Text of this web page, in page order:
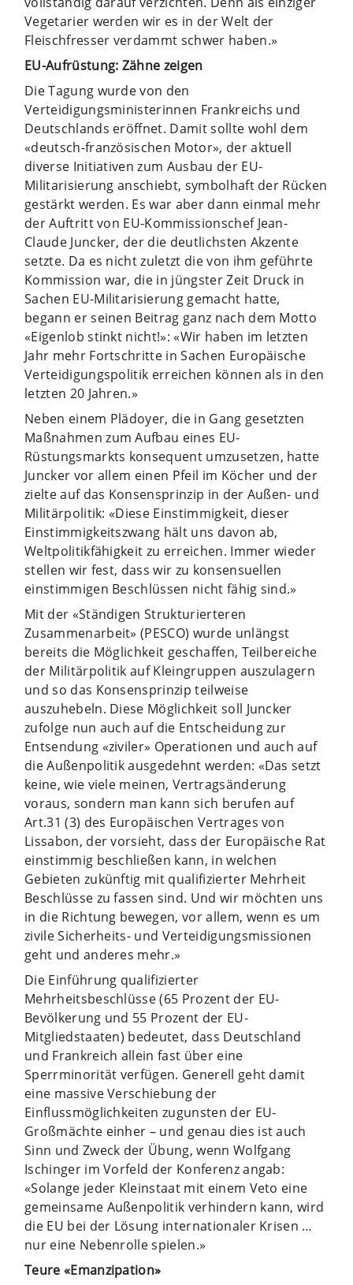
Vegetarier werden wir es in der Welt der
Fleischfresser verdammt schwer haben.»
EU-Aufrüstung: Zähne zeigen
Die Tagung wurde von den
Verteidigungsministerinnen Frankreichs und
Deutschlands eröffnet. Damit sollte wohl dem
«deutsch-französischen Motor», der aktuell
diverse Initiativen zum Ausbau der EU-
Militarisierung anschiebt, symbolhaft der Rücken
gestärkt werden. Es war aber dann einmal mehr
der Auftritt von EU-Kommissionschef Jean-
Claude Juncker, der die deutlichsten Akzente
setzte. Da es nicht zuletzt die von ihm geführte
Kommission war, die in jüngster Zeit Druck in
Sachen EU-Militarisierung gemacht hatte,
begann er seinen Beitrag ganz nach dem Motto
«Eigenlob stinkt nicht!»: «Wir haben im letzten
Jahr mehr Fortschritte in Sachen Europäische
Verteidigungspolitik erreichen können als in den
letzten 20 Jahren.»
Neben einem Plädoyer, die in Gang gesetzten
Maßnahmen zum Aufbau eines EU-
Rüstungsmarkts konsequent umzusetzen, hatte
Juncker vor allem einen Pfeil im Köcher und der
zielte auf das Konsensprinzip in der Außen- und
Militärpolitik: «Diese Einstimmigkeit, dieser
Einstimmigkeitszwang hält uns davon ab,
Weltpolitikfähigkeit zu erreichen. Immer wieder
stellen wir fest, dass wir zu konsensuellen
einstimmigen Beschlüssen nicht fähig sind.»
Mit der «Ständigen Strukturierteren
Zusammenarbeit» (PESCO) wurde unlängst
bereits die Möglichkeit geschaffen, Teilbereiche
der Militärpolitik auf Kleingruppen auszulagern
und so das Konsensprinzip teilweise
auszuhebeln. Diese Möglichkeit soll Juncker
zufolge nun auch auf die Entscheidung zur
Entsendung «ziviler» Operationen und auch auf
die Außenpolitik ausgedehnt werden: «Das setzt
keine, wie viele meinen, Vertragsänderung
voraus, sondern man kann sich berufen auf
Art.31 (3) des Europäischen Vertrages von
Lissabon, der vorsieht, dass der Europäische Rat
einstimmig beschließen kann, in welchen
Gebieten zukünftig mit qualifizierter Mehrheit
Beschlüsse zu fassen sind. Und wir möchten uns
in die Richtung bewegen, vor allem, wenn es um
zivile Sicherheits- und Verteidigungsmissionen
geht und anderes mehr.»
Die Einführung qualifizierter
Mehrheitsbeschlüsse (65 Prozent der EU-
Bevölkerung und 55 Prozent der EU-
Mitgliedstaaten) bedeutet, dass Deutschland
und Frankreich allein fast über eine
Sperrminorität verfügen. Generell geht damit
eine massive Verschiebung der
Einflussmöglichkeiten zugunsten der EU-
Großmächte einher – und genau dies ist auch
Sinn und Zweck der Übung, wenn Wolfgang
Ischinger im Vorfeld der Konferenz angab:
«Solange jeder Kleinstaat mit einem Veto eine
gemeinsame Außenpolitik verhindern kann, wird
die EU bei der Lösung internationaler Krisen …
nur eine Nebenrolle spielen.»
Teure «Emanzipation»